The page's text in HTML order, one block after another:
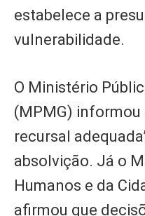
estabelece a
vulnerabilidade.
O Ministério
(MPMG) informou
recursal
absolvição. Já o
Humanos e da
afirmou que